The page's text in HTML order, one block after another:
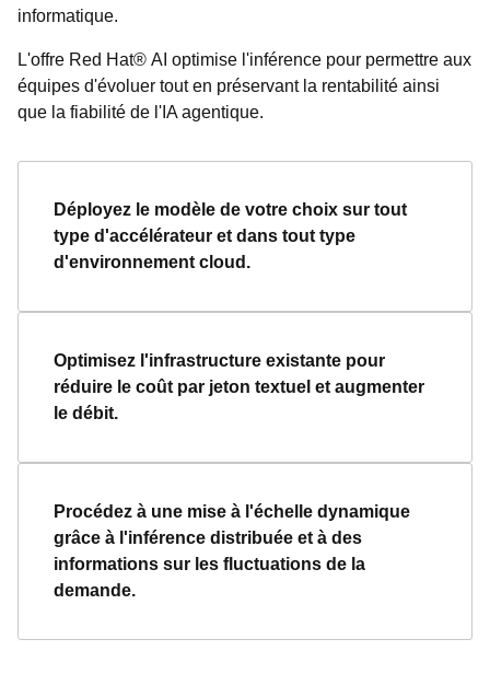
informatique.
L'offre Red Hat® AI optimise l'inférence pour permettre aux
équipes d'évoluer tout en préservant la rentabilité ainsi
que la fiabilité de l'IA agentique.
Déployez le modèle de votre choix sur tout
type d'accélérateur et dans tout type
d'environnement cloud.
Optimisez l'infrastructure existante pour
réduire le coût par jeton textuel et augmenter
le débit.
Procédez à une mise à l'échelle dynamique
grâce à l'inférence distribuée et à des
informations sur les fluctuations de la
demande.